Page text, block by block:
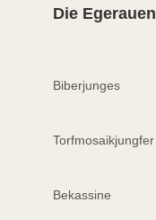
Die Egerauen
Biberjunges
Torfmosaikjungfer
Bekassine